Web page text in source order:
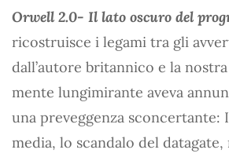
Orwell 2.0- Il lato oscuro del
ricostruisce i legami tra gli
dall’autore britannico e la
mente lungimirante aveva
una preveggenza sconcertante:
media, lo scandalo del datagate,